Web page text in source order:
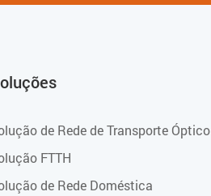
de Rede de Transporte Óptico
FTTH
de Rede Doméstica